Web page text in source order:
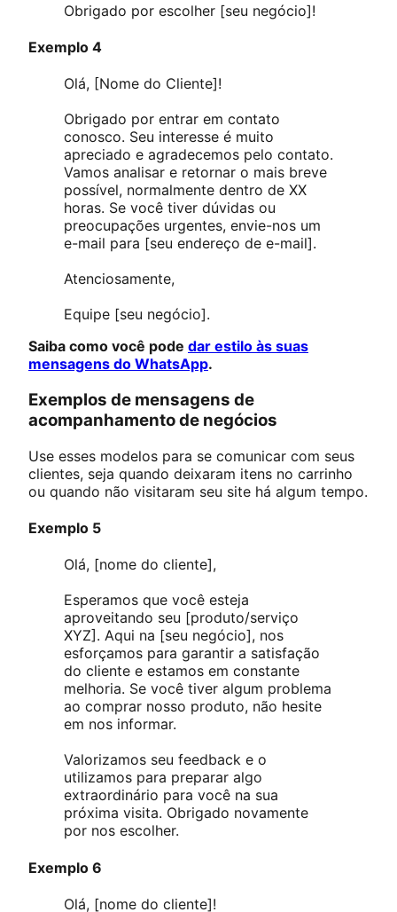
Obrigado por escolher [seu negócio]!
Exemplo 4
Olá, [Nome do Cliente]!
Obrigado por entrar em contato
conosco. Seu interesse é muito
apreciado e agradecemos pelo contato.
Vamos analisar e retornar o mais breve
possível, normalmente dentro de XX
horas. Se você tiver dúvidas ou
preocupações urgentes, envie-nos um
e-mail para [seu endereço de e-mail].
Atenciosamente,
Equipe [seu negócio].
Saiba como você pode dar estilo às suas
mensagens do WhatsApp.
Exemplos de mensagens de
acompanhamento de negócios
Use esses modelos para se comunicar com seus
clientes, seja quando deixaram itens no carrinho
ou quando não visitaram seu site há algum tempo.
Exemplo 5
Olá, [nome do cliente],
Esperamos que você esteja
aproveitando seu [produto/serviço
XYZ]. Aqui na [seu negócio], nos
esforçamos para garantir a satisfação
do cliente e estamos em constante
melhoria. Se você tiver algum problema
ao comprar nosso produto, não hesite
em nos informar.
Valorizamos seu feedback e o
utilizamos para preparar algo
extraordinário para você na sua
próxima visita. Obrigado novamente
por nos escolher.
Exemplo 6
Olá, [nome do cliente]!